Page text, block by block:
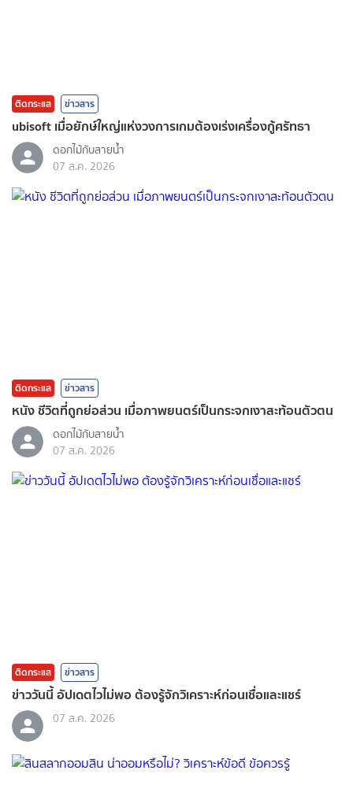
ติดกระแส ข่าวสาร
ubisoft เมื่อยักษ์ใหญ่แห่งวงการเกมต้องเร่งเครื่องกู้ศรัทธา
ดอกไม้กับสายน้ำ
07 ส.ค. 2026
ติดกระแส ข่าวสาร
หนัง ชีวิตที่ถูกย่อส่วน เมื่อภาพยนตร์เป็นกระจกเงาสะท้อนตัวตน
ดอกไม้กับสายน้ำ
07 ส.ค. 2026
ติดกระแส ข่าวสาร
ข่าววันนี้ อัปเดตไวไม่พอ ต้องรู้จักวิเคราะห์ก่อนเชื่อและแชร์
07 ส.ค. 2026